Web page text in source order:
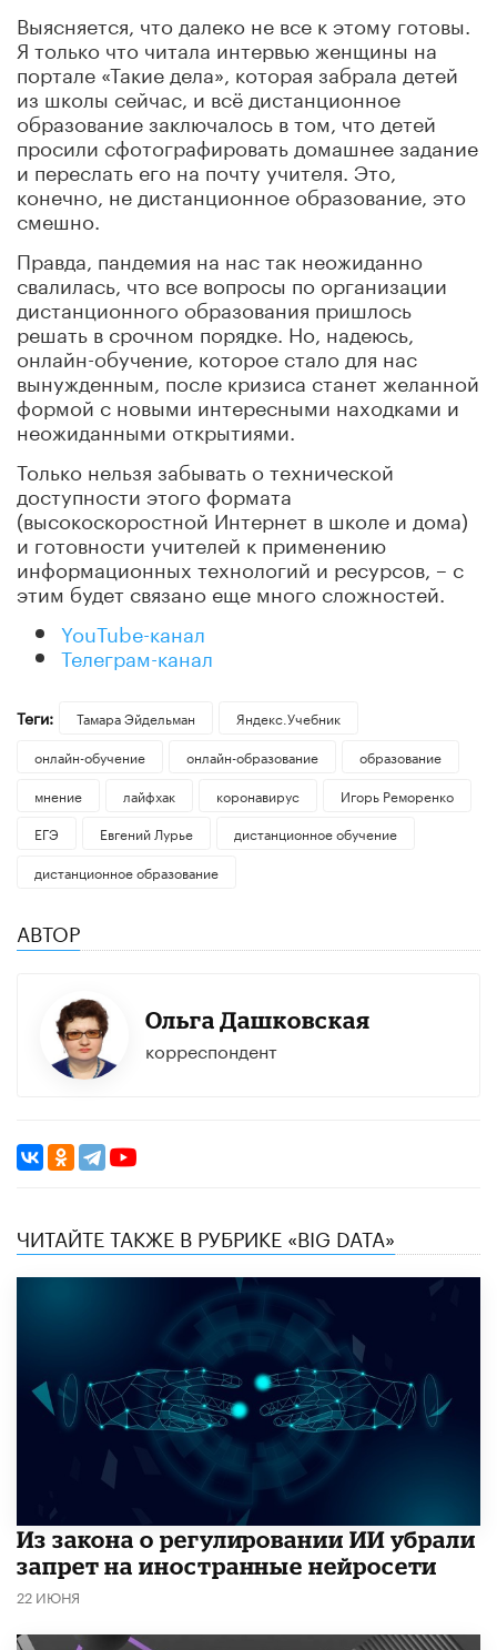
Выясняется, что далеко не все к этому готовы.
Я только что читала интервью женщины на
портале «Такие дела», которая забрала детей
из школы сейчас, и всё дистанционное
образование заключалось в том, что детей
просили сфотографировать домашнее задание
и переслать его на почту учителя. Это,
конечно, не дистанционное образование, это
смешно.
Правда, пандемия на нас так неожиданно
свалилась, что все вопросы по организации
дистанционного образования пришлось
решать в срочном порядке. Но, надеюсь,
онлайн-обучение, которое стало для нас
вынужденным, после кризиса станет желанной
формой с новыми интересными находками и
неожиданными открытиями.
Только нельзя забывать о технической
доступности этого формата
(высокоскоростной Интернет в школе и дома)
и готовности учителей к применению
информационных технологий и ресурсов, – с
этим будет связано еще много сложностей.
YouTube-канал
Телеграм-канал
Теги: Тамара Эйдельман
Яндекс.Учебник
онлайн-обучение
онлайн-образование
образование
мнение
лайфхак коронавирус
Игорь Реморенко
ЕГЭ
Евгений Лурье
дистанционное обучение
дистанционное образование
АВТОР
Ольга Дашковская
корреспондент
ЧИТАЙТЕ ТАКЖЕ В РУБРИКЕ «BIG DATA»
Из закона о регулировании ИИ убрали
запрет на иностранные нейросети
22 ИЮНЯ